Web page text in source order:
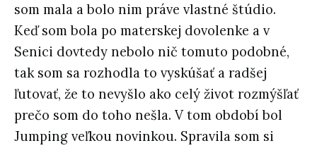
som mala a bolo nim práve vlastné štúdio.
Keď som bola po materskej dovolenke a v
Senici dovtedy nebolo nič tomuto podobné,
tak som sa rozhodla to vyskúšať a radšej
ľutovať, že to nevyšlo ako celý život rozmýšľať
prečo som do toho nešla. V tom období bol
Jumping veľkou novinkou. Spravila som si